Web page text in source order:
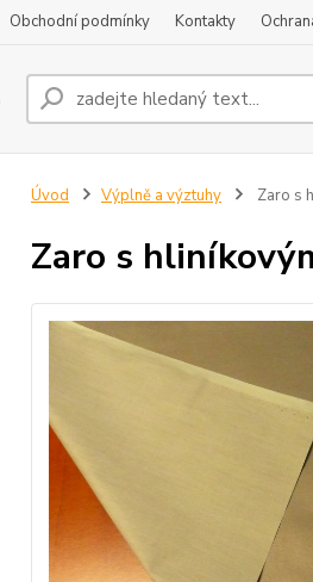
Obchodní podmínky Kontakty
Úvod Výplně a výztuhy Zaro s
Zaro s